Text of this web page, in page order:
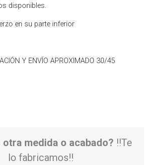
disponibles.
en su parte inferior
Y ENVÍO APROXIMADO 30/45
otra medida o acabado? !!Te
lo fabricamos!!